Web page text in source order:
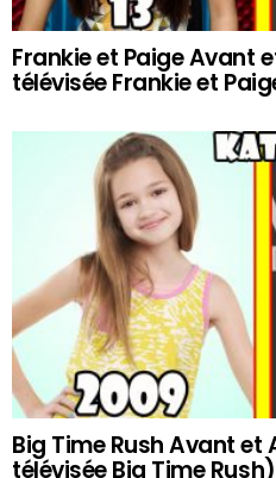
Frankie et Paige Avant
télévisée Frankie et
Big Time Rush Avant et
télévisée Big Time Rush)